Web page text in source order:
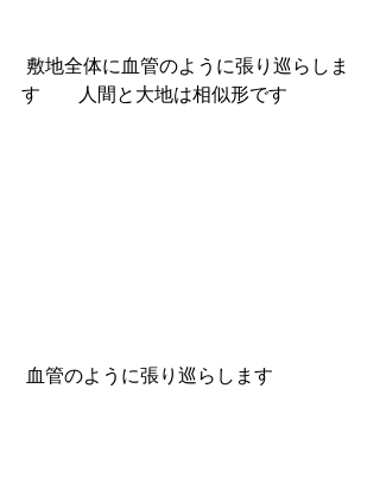
す　　人間と大地は相似形です
血管のように張り巡らします